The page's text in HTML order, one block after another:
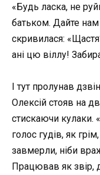
«Будь ласка, не
батьком. Дайте нам
скривилася:
ані цю віллу!
І тут пролунав
Олексій стояв на
стискаючи
голос гудів, як
завмерли, ніби
Працював як звір,